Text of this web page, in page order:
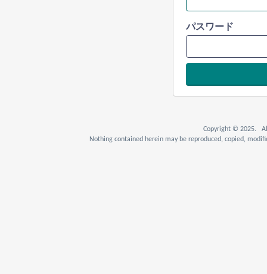
パスワード
Copyright © 2025. All
Nothing contained herein may be reproduced, copied,